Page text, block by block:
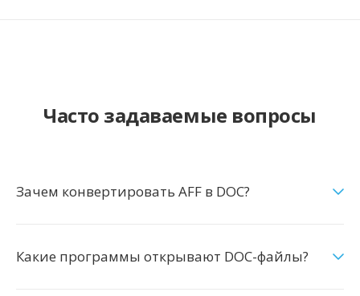
Часто задаваемые вопросы
Зачем конвертировать AFF в DOC?
Какие программы открывают DOC-файлы?